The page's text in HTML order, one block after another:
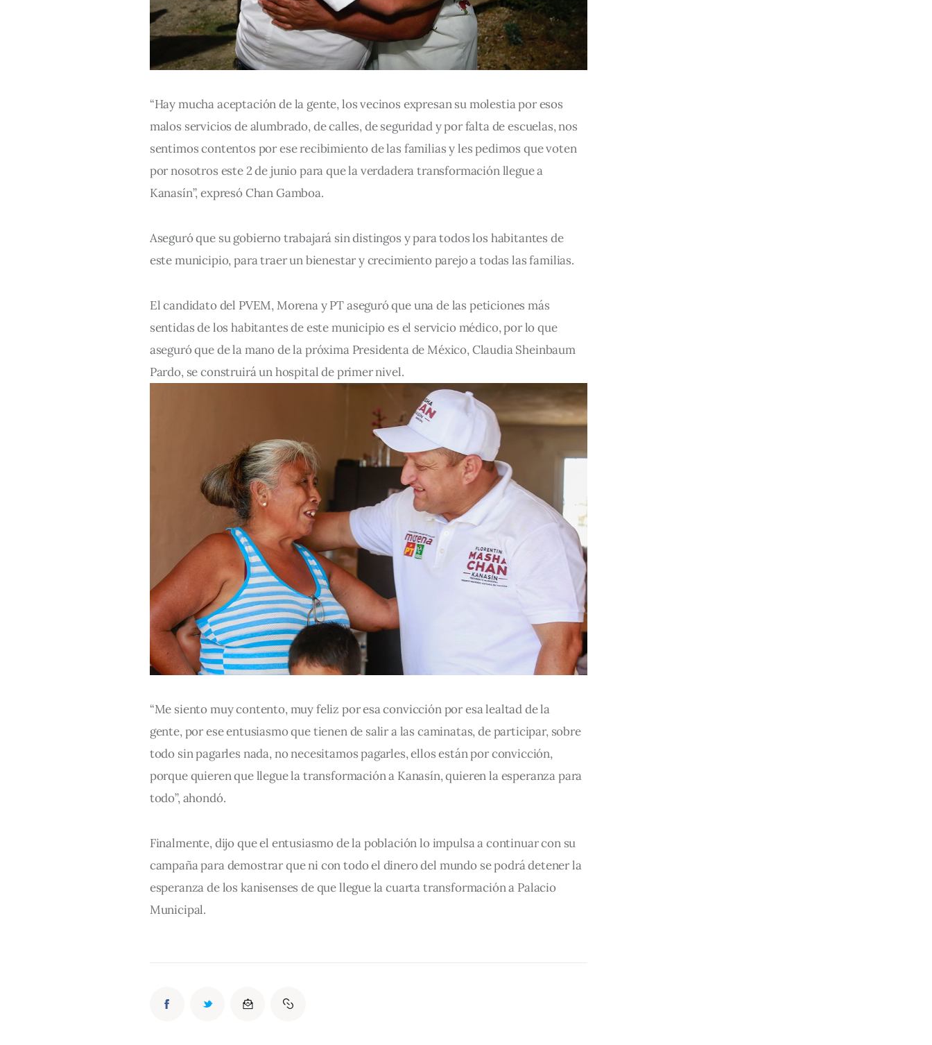
“Hay mucha aceptación de la gente, los vecinos expresan su molestia por esos
malos servicios de alumbrado, de calles, de seguridad y por falta de escuelas, nos
sentimos contentos por ese recibimiento de las familias y les pedimos que voten
por nosotros este 2 de junio para que la verdadera transformación llegue a
Kanasín”, expresó Chan Gamboa.
Aseguró que su gobierno trabajará sin distingos y para todos los habitantes de
este municipio, para traer un bienestar y crecimiento parejo a todas las familias.
El candidato del PVEM, Morena y PT aseguró que una de las peticiones más
sentidas de los habitantes de este municipio es el servicio médico, por lo que
aseguró que de la mano de la próxima Presidenta de México, Claudia Sheinbaum
Pardo, se construirá un hospital de primer nivel.
“Me siento muy contento, muy feliz por esa convicción por esa lealtad de la
gente, por ese entusiasmo que tienen de salir a las caminatas, de participar, sobre
todo sin pagarles nada, no necesitamos pagarles, ellos están por convicción,
porque quieren que llegue la transformación a Kanasín, quieren la esperanza para
todo”, ahondó.
Finalmente, dijo que el entusiasmo de la población lo impulsa a continuar con su
campaña para demostrar que ni con todo el dinero del mundo se podrá detener la
esperanza de los kanisenses de que llegue la cuarta transformación a Palacio
Municipal.